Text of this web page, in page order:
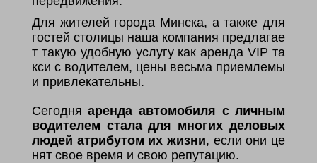
Для жителей города Минска, а также для
гостей столицы наша компания предлагае
т такую удобную услугу как аренда VIP та
кси с водителем, цены весьма приемлемы
и привлекательны.
Сегодняаренда автомобиля с личным
водителем стала для многих деловых
людей атрибутом их жизни, если они це
нят свое время и свою репутацию.